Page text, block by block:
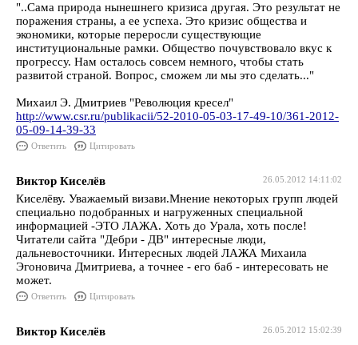
"..Сама природа нынешнего кризиса другая. Это результат не
поражения страны, а ее успеха. Это кризис общества и
экономики, которые переросли существующие
институциональные рамки. Общество почувствовало вкус к
прогрессу. Нам осталось совсем немного, чтобы стать
развитой страной. Вопрос, сможем ли мы это сделать..."
Михаил Э. Дмитриев "Революция кресел"
http://www.csr.ru/publikacii/52-2010-05-03-17-49-10/361-2012-
05-09-14-39-33
Ответить Цитировать
26.05.2012 14:11:02
Виктор Киселёв
Киселёву. Уважаемый визави.Мнение некоторых групп людей
специально подобранных и нагруженных специальной
информацией -ЭТО ЛАЖА. Хоть до Урала, хоть после!
Читатели сайта "Дебри - ДВ" интересные люди,
дальневосточники. Интересных людей ЛАЖА Михаила
Эгоновича Дмитриева, а точнее - его баб - интересовать не
может.
Ответить Цитировать
26.05.2012 15:02:39
Виктор Киселёв